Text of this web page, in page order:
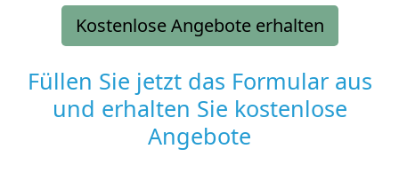
Kostenlose Angebote erhalten
Füllen Sie jetzt das Formular aus
und erhalten Sie kostenlose
Angebote